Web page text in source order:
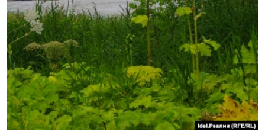
поиску
СЕВЕР.РЕАЛИИ
СИБИРЬ.РЕАЛИИ
РАСПИСАНИЕ ВЕЩАНИЯ
ПОДПИШИТЕСЬ НА РАССЫЛКУ
СОЦИАЛЬНЫЕ СЕТИ